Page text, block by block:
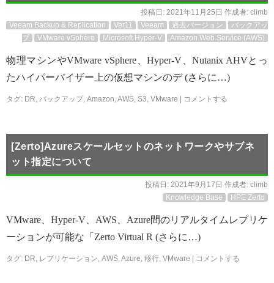
投稿日: 2021年11月25日 作成者: climb
Veeam Backup & Replication
Ver11 Veeam 過去バージョン
バックアッ
プ
VMware vSphere Microsoft Hyper-V Amazon Web Service (AWS)
物理マシンやVMware vSphere、Hyper-V、Nutanix AHVとっ
たハイパーバイザー上の仮想マシンのデ (さらに…)
タグ: DR, バックアップ, Amazon,AWS, S3, VMware コメントする
[Zerto]Azureスケールセットのネットワークやサブネ
ット指定について
投稿日: 2021年9月17日 作成者: climb
Knowledge Base
HPE Zerto
VMware、Hyper-V、AWS、Azure間のリアルタイムレプリケ
ーションが可能な「Zerto Virtual R (さらに…)
タグ: DR, レプリケーション, AWS,Azure, 移行, VMware コメントする